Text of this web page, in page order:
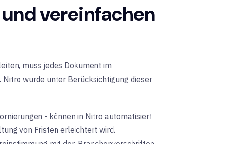
vereinfachen
muss jedes Dokument im
Nitro wurde unter Berücksichtigung dieser
- können in Nitro automatisiert
von Fristen erleichtert wird.